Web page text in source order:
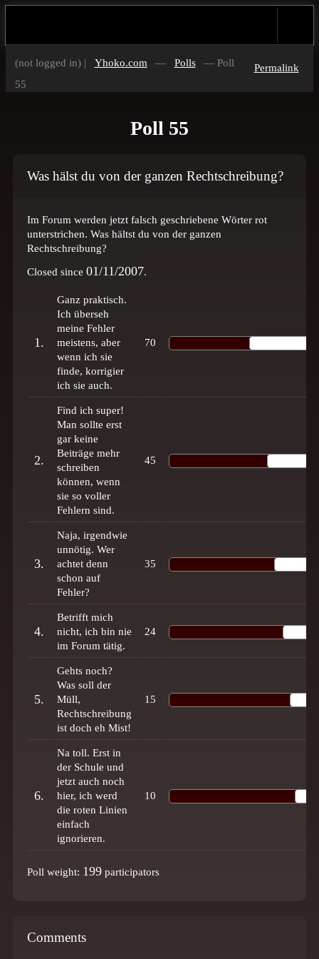
(not logged in) | Yhoko.com — Polls
— Poll
55
Permalink
Poll 55
Was hälst du von der ganzen Rechtschreibung?
Im Forum werden jetzt falsch geschriebene Wörter rot
unterstrichen. Was hältst du von der ganzen
Rechtschreibung?
Closed since 01/11/2007.
1.
Ganz praktisch.
Ich überseh
meine Fehler
meistens, aber
wenn ich sie
finde, korrigier
ich sie auch.
70
2.
Find ich super!
Man sollte erst
gar keine
Beiträge mehr
schreiben
können, wenn
sie so voller
Fehlern sind.
45
3.
Naja, irgendwie
unnötig. Wer
achtet denn
schon auf
Fehler?
35
4.
Betrifft mich
nicht, ich bin nie
im Forum tätig.
24
5.
Gehts noch?
Was soll der
Müll,
Rechtschreibung
ist doch eh Mist!
15
6.
Na toll. Erst in
der Schule und
jetzt auch noch
hier, ich werd
die roten Linien
einfach
ignorieren.
10
Poll weight: 199 participators
Comments